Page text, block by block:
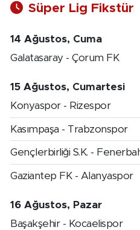
Süper Lig Fikstür
14 Ağustos, Cuma
Galatasaray - Çorum FK
15 Ağustos, Cumartesi
Konyaspor - Rizespor
Kasımpaşa - Trabzonspor
Gençlerbirliği S.K. -
Gaziantep FK - Alanyaspor
16 Ağustos, Pazar
Başakşehir - Kocaelispor